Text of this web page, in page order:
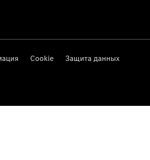
Cookie Защита данных